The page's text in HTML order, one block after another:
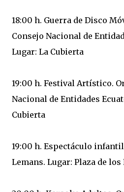
18:00 h. Guerra de Disco
Consejo Nacional de
Lugar: La Cubierta
19:00 h. Festival Artístico.
Nacional de Entidades
Cubierta
19:00 h. Espectáculo
Lemans. Lugar: Plaza de los